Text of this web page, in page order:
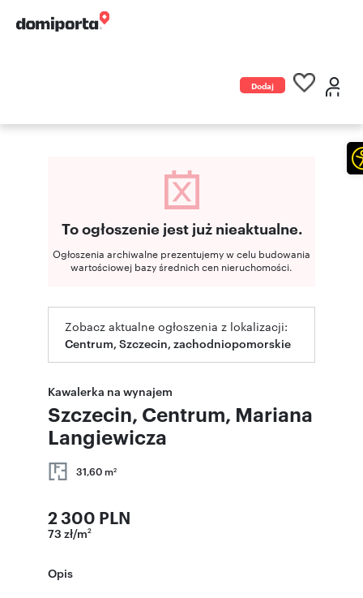
Dodaj
To ogłoszenie jest już nieaktualne.
Ogłoszenia archiwalne prezentujemy w celu budowania
wartościowej bazy średnich cen nieruchomości.
Zobacz aktualne ogłoszenia z lokalizacji:
Centrum, Szczecin, zachodniopomorskie
Kawalerka na wynajem
Szczecin, Centrum, Mariana
Langiewicza
31,60 m2
2 300 PLN
73 zł/m2
Opis